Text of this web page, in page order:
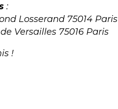
:
Losserand 75014 Paris
Versailles 75016 Paris
!